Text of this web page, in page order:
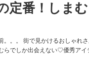
定番！しま
。。。 街で見かけるおしゃれ
らでしか出会えない♡優秀アイ